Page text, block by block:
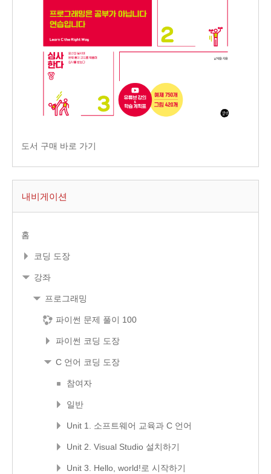
도서 구매 바로 가기
내비게이션
홈
코딩 도장
강좌
프로그래밍
파이썬 문제 풀이 100
파이썬 코딩 도장
C 언어 코딩 도장
참여자
일반
Unit 1. 소프트웨어 교육과 C 언어
Unit 2. Visual Studio 설치하기
Unit 3. Hello, world!로 시작하기